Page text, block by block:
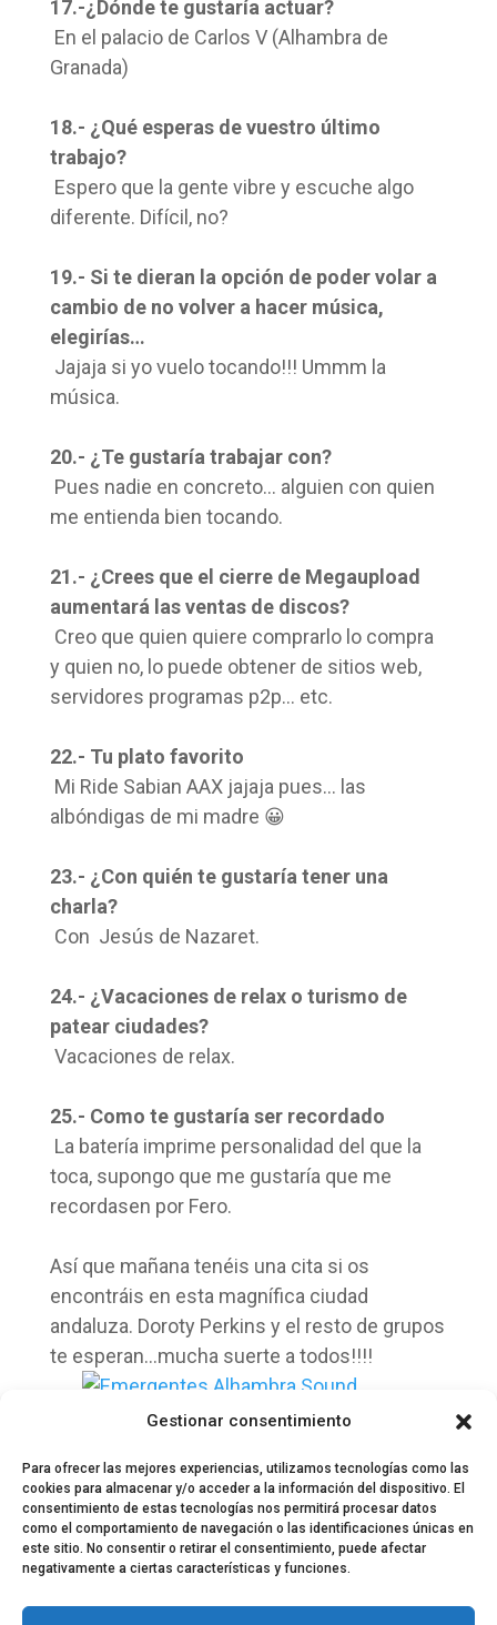
Gestionar consentimiento
Para ofrecer las mejores experiencias, utilizamos tecnologías como las
cookies para almacenar y/o acceder a la información del dispositivo. El
consentimiento de estas tecnologías nos permitirá procesar datos
como el comportamiento de navegación o las identificaciones únicas en
este sitio. No consentir o retirar el consentimiento, puede afectar
negativamente a ciertas características y funciones.
17.-¿Dónde te gustaría actuar?
En el palacio de Carlos V (Alhambra de
Granada)
18.- ¿Qué esperas de vuestro último
trabajo?
Espero que la gente vibre y escuche algo
diferente. Difícil, no?
19.- Si te dieran la opción de poder volar a
cambio de no volver a hacer música,
elegirías…
Jajaja si yo vuelo tocando!!! Ummm la
música.
20.- ¿Te gustaría trabajar con?
Pues nadie en concreto… alguien con quien
me entienda bien tocando.
21.- ¿Crees que el cierre de Megaupload
aumentará las ventas de discos?
Creo que quien quiere comprarlo lo compra
y quien no, lo puede obtener de sitios web,
servidores programas p2p… etc.
22.- Tu plato favorito
Mi Ride Sabian AAX jajaja pues… las
albóndigas de mi madre 😀
23.- ¿Con quién te gustaría tener una
charla?
Con Jesús de Nazaret.
24.- ¿Vacaciones de relax o turismo de
patear ciudades?
Vacaciones de relax.
25.- Como te gustaría ser recordado
La batería imprime personalidad del que la
toca, supongo que me gustaría que me
recordasen por Fero.
Así que mañana tenéis una cita si os
encontráis en esta magnífica ciudad
andaluza. Doroty Perkins y el resto de grupos
te esperan…mucha suerte a todos!!!!